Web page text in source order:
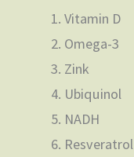
Vitamin D
Omega-3
Zink
Ubiquinol
NADH
Resveratrol